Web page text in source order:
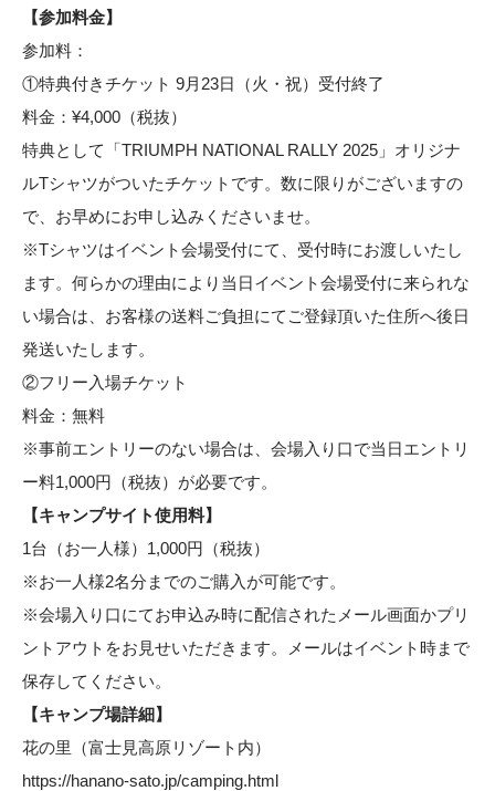
【参加料金】
参加料：
①特典付きチケット 9月23日（火・祝）受付終了
料金：¥4,000（税抜）
特典として「TRIUMPH NATIONAL RALLY 2025」オリジナ
ルTシャツがついたチケットです。数に限りがございますの
で、お早めにお申し込みくださいませ。
※Tシャツはイベント会場受付にて、受付時にお渡しいたし
ます。何らかの理由により当日イベント会場受付に来られな
い場合は、お客様の送料ご負担にてご登録頂いた住所へ後日
発送いたします。
②フリー入場チケット
料金：無料
※事前エントリーのない場合は、会場入り口で当日エントリ
ー料1,000円（税抜）が必要です。
【キャンプサイト使用料】
1台（お一人様）1,000円（税抜）
※お一人様2名分までのご購入が可能です。
※会場入り口にてお申込み時に配信されたメール画面かプリ
ントアウトをお見せいただきます。メールはイベント時まで
保存してください。
【キャンプ場詳細】
花の里（富士見高原リゾート内）
https://hanano-sato.jp/camping.html